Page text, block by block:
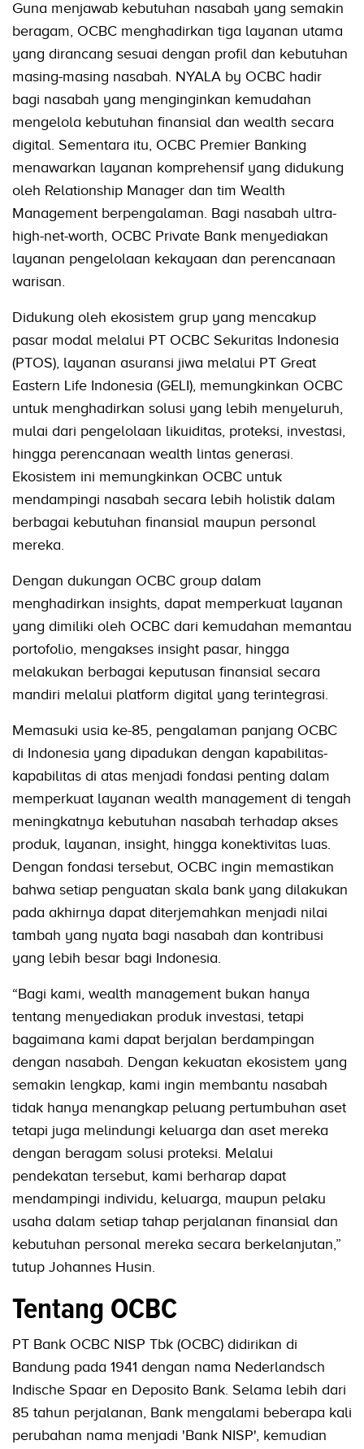
Guna menjawab kebutuhan nasabah yang semakin
beragam, OCBC menghadirkan tiga layanan utama
yang dirancang sesuai dengan profil dan kebutuhan
masing-masing nasabah. NYALA by OCBC hadir
bagi nasabah yang menginginkan kemudahan
mengelola kebutuhan finansial dan wealth secara
digital. Sementara itu, OCBC Premier Banking
menawarkan layanan komprehensif yang didukung
oleh Relationship Manager dan tim Wealth
Management berpengalaman. Bagi nasabah ultra-
high-net-worth, OCBC Private Bank menyediakan
layanan pengelolaan kekayaan dan perencanaan
warisan.
Didukung oleh ekosistem grup yang mencakup
pasar modal melalui PT OCBC Sekuritas Indonesia
(PTOS), layanan asuransi jiwa melalui PT Great
Eastern Life Indonesia (GELI), memungkinkan OCBC
untuk menghadirkan solusi yang lebih menyeluruh,
mulai dari pengelolaan likuiditas, proteksi, investasi,
hingga perencanaan wealth lintas generasi.
Ekosistem ini memungkinkan OCBC untuk
mendampingi nasabah secara lebih holistik dalam
berbagai kebutuhan finansial maupun personal
mereka.
Dengan dukungan OCBC group dalam
menghadirkan insights, dapat memperkuat layanan
yang dimiliki oleh OCBC dari kemudahan memantau
portofolio, mengakses insight pasar, hingga
melakukan berbagai keputusan finansial secara
mandiri melalui platform digital yang terintegrasi.
Memasuki usia ke-85, pengalaman panjang OCBC
di Indonesia yang dipadukan dengan kapabilitas-
kapabilitas di atas menjadi fondasi penting dalam
memperkuat layanan wealth management di tengah
meningkatnya kebutuhan nasabah terhadap akses
produk, layanan, insight, hingga konektivitas luas.
Dengan fondasi tersebut, OCBC ingin memastikan
bahwa setiap penguatan skala bank yang dilakukan
pada akhirnya dapat diterjemahkan menjadi nilai
tambah yang nyata bagi nasabah dan kontribusi
yang lebih besar bagi Indonesia.
“Bagi kami, wealth management bukan hanya
tentang menyediakan produk investasi, tetapi
bagaimana kami dapat berjalan berdampingan
dengan nasabah. Dengan kekuatan ekosistem yang
semakin lengkap, kami ingin membantu nasabah
tidak hanya menangkap peluang pertumbuhan aset
tetapi juga melindungi keluarga dan aset mereka
dengan beragam solusi proteksi. Melalui
pendekatan tersebut, kami berharap dapat
mendampingi individu, keluarga, maupun pelaku
usaha dalam setiap tahap perjalanan finansial dan
kebutuhan personal mereka secara berkelanjutan,”
tutup Johannes Husin.
Tentang OCBC
PT Bank OCBC NISP Tbk (OCBC) didirikan di
Bandung pada 1941 dengan nama Nederlandsch
Indische Spaar en Deposito Bank. Selama lebih dari
85 tahun perjalanan, Bank mengalami beberapa kali
perubahan nama menjadi 'Bank NISP', kemudian